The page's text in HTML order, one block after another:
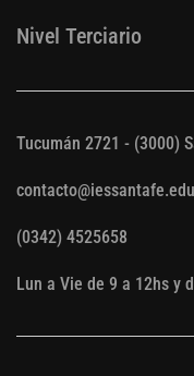
Nivel Terciario
Tucumán 2721 - (3000)
(0342) 4525658
Lun a Vie de 9 a 12hs y